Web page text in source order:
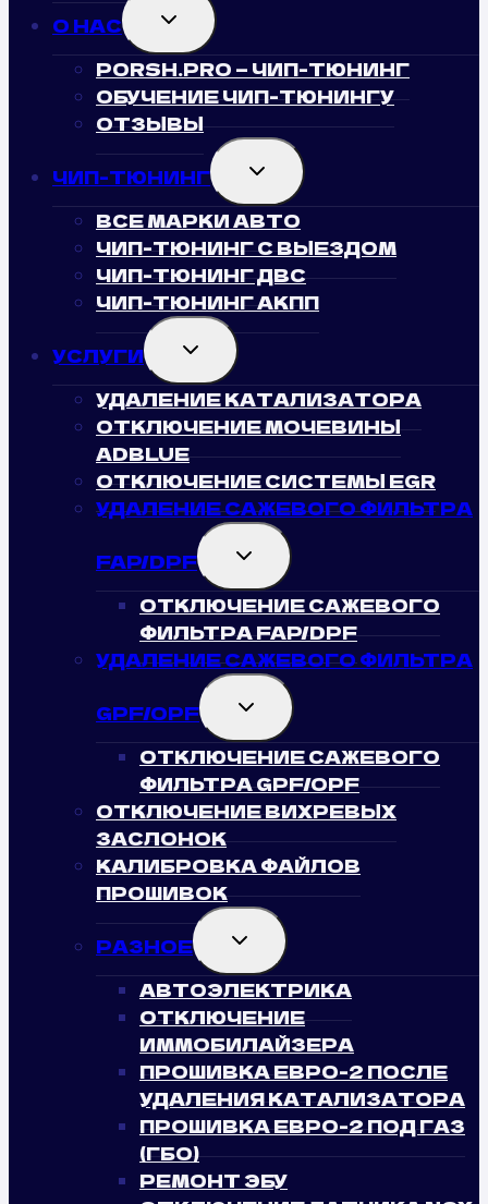
О НАС TOGGLE
CHILD
MENU
PORSH.PRO — ЧИП-ТЮНИНГ
ОБУЧЕНИЕ ЧИП-ТЮНИНГУ
ОТЗЫВЫ
ЧИП-ТЮНИНГ TOGGLE
CHILD
MENU
ВСЕ МАРКИ АВТО
ЧИП-ТЮНИНГ С ВЫЕЗДОМ
ЧИП-ТЮНИНГ ДВС
ЧИП-ТЮНИНГ АКПП
УСЛУГИ TOGGLE
CHILD
MENU
УДАЛЕНИЕ КАТАЛИЗАТОРА
ОТКЛЮЧЕНИЕ МОЧЕВИНЫ
ADBLUE
ОТКЛЮЧЕНИЕ СИСТЕМЫ EGR
УДАЛЕНИЕ САЖЕВОГО ФИЛЬТРА
FAP/DPF TOGGLE
CHILD
MENU
ОТКЛЮЧЕНИЕ САЖЕВОГО
ФИЛЬТРА FAP/DPF
УДАЛЕНИЕ САЖЕВОГО ФИЛЬТРА
GPF/OPF TOGGLE
CHILD
MENU
ОТКЛЮЧЕНИЕ САЖЕВОГО
ФИЛЬТРА GPF/OPF
ОТКЛЮЧЕНИЕ ВИХРЕВЫХ
ЗАСЛОНОК
КАЛИБРОВКА ФАЙЛОВ
ПРОШИВОК
РАЗНОЕ TOGGLE
CHILD
MENU
АВТОЭЛЕКТРИКА
ОТКЛЮЧЕНИЕ
ИММОБИЛАЙЗЕРА
ПРОШИВКА ЕВРО-2 ПОСЛЕ
УДАЛЕНИЯ КАТАЛИЗАТОРА
ПРОШИВКА ЕВРО-2 ПОД ГАЗ
(ГБО)
РЕМОНТ ЭБУ